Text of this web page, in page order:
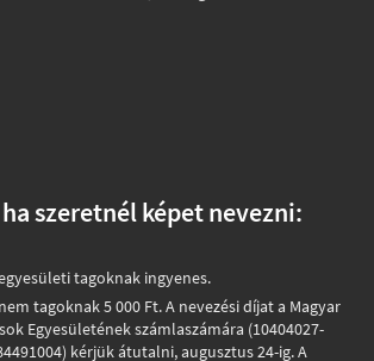
szeretnél képet nevezni:
tagoknak ingyenes.
tagoknak 5 000 Ft. A nevezési díjat a Magyar
Egyesületének számlaszámára (10404027-
kérjük átutalni, augusztus 24-ig. A